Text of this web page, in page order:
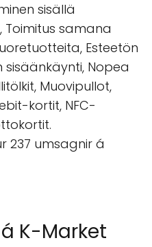
sisällä
Toimitus samana
Esteetön
sisäänkäynti, Nopea
Muovipullot,
kortit, NFC-
237 umsagnir á
K-Market